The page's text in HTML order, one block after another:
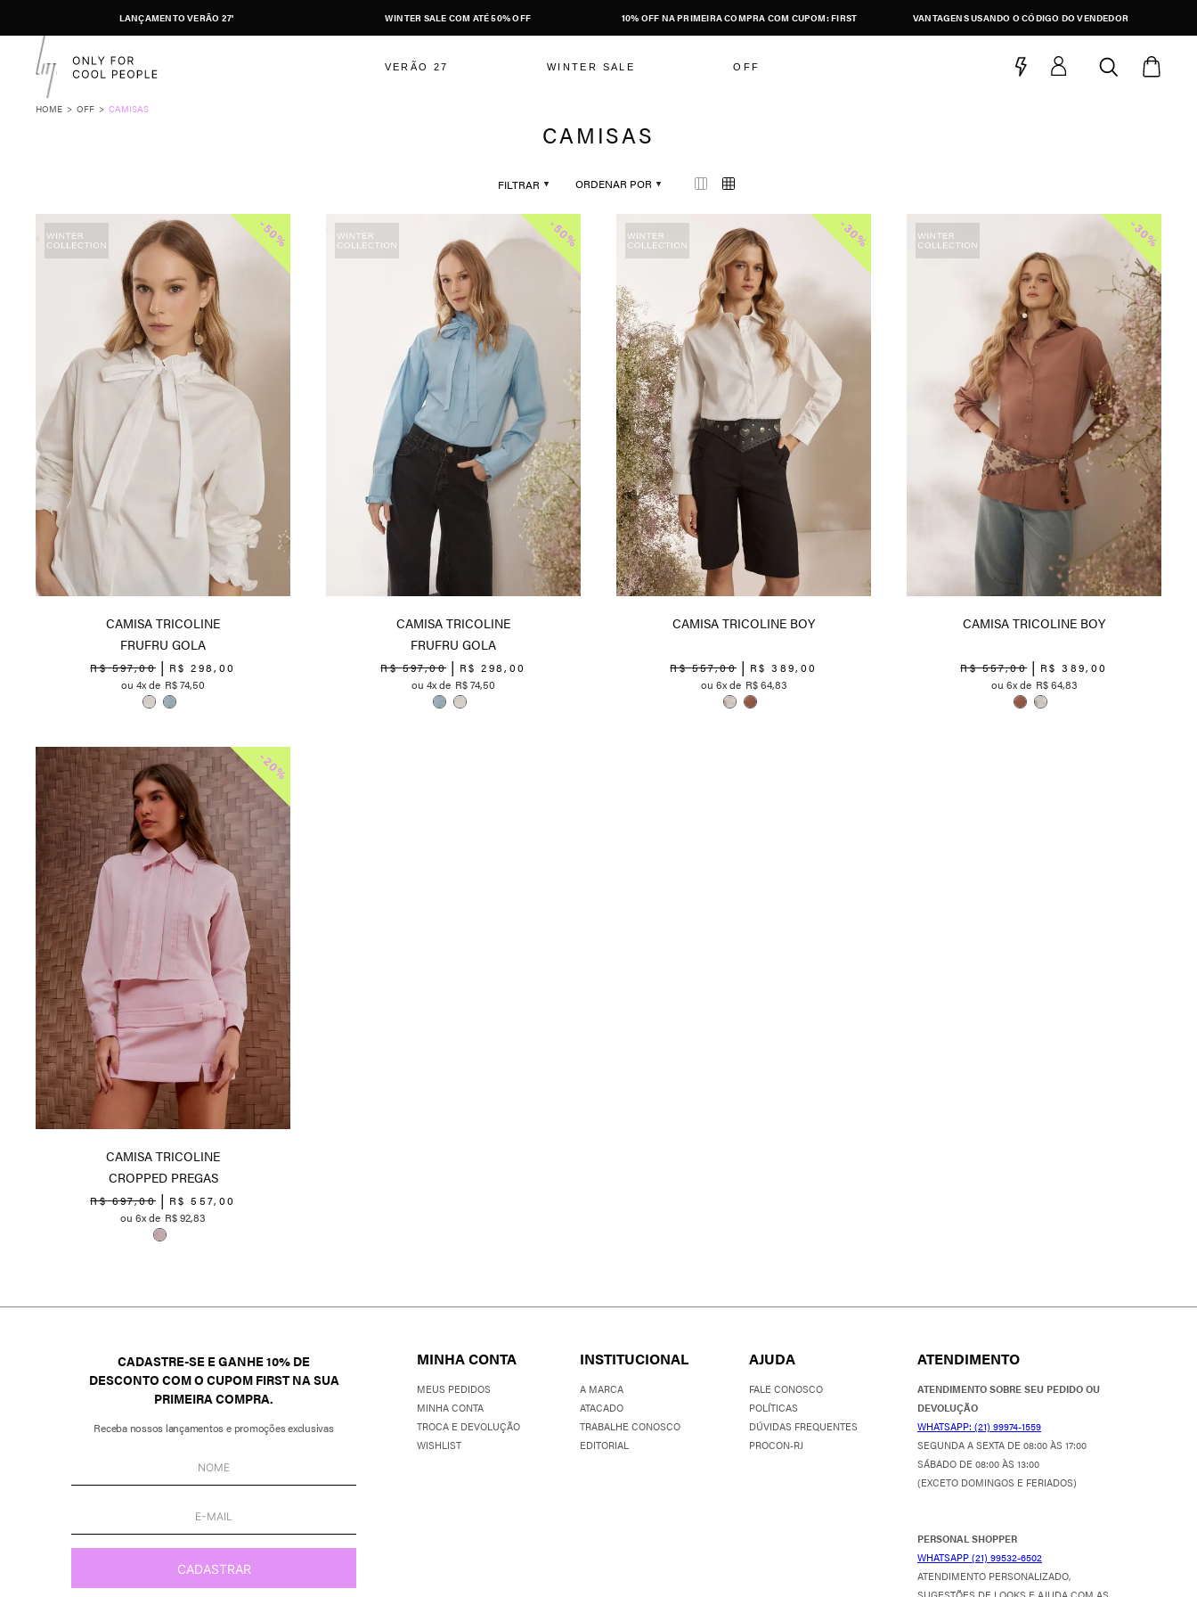
LANÇAMENTO VERÃO 27' WINTER SALE COM ATÉ 50% OFF 10% OFF NA PRIMEIRA COMPRA COM CUPOM: FIRST VANTAGENS USANDO O CÓDIGO DO VENDEDOR
VERÃO 27 WINTER SALE OFF
OFF CAMISAS
CAMISAS
FILTRAR ORDENAR POR
-
50%
CAMISA TRICOLINE
FRUFRU GOLA
R$ 597,00 R$ 298, 00
4
R$74,50
-
50%
CAMISA TRICOLINE
FRUFRU GOLA
R$ 597,00 R$ 298, 00
4
R$74,50
-
30%
CAMISA TRICOLINE BOY
R$ 557,00 R$ 389, 00
6
R$64,83
-
30%
CAMISA TRICOLINE BOY
R$ 557,00 R$ 389, 00
6
R$64,83
-
20%
CAMISA TRICOLINE
CROPPED PREGAS
R$ 697,00 R$ 557, 00
6
R$92,83
CADASTRE-SE E GANHE 10% DE
DESCONTO COM O CUPOM FIRST NA SUA
PRIMEIRA COMPRA.
Receba nossos lançamentos e promoções exclusivas
CADASTRAR
MINHA CONTA
MEUS PEDIDOS
MINHA CONTA
TROCA E DEVOLUÇÃO
WISHLIST
INSTITUCIONAL
A MARCA
ATACADO
TRABALHE CONOSCO
EDITORIAL
AJUDA
FALE CONOSCO
POLÍTICAS
DÚVIDAS FREQUENTES
PROCON-RJ
ATENDIMENTO
ATENDIMENTO SOBRE SEU PEDIDO OU
DEVOLUÇÃO
WHATSAPP: (21) 99974-1559
SEGUNDA A SEXTA DE 08:00 ÀS 17:00
SÁBADO DE 08:00 ÀS 13:00
(EXCETO DOMINGOS E FERIADOS)
PERSONAL SHOPPER
WHATSAPP (21) 99532-6502
ATENDIMENTO PERSONALIZADO,